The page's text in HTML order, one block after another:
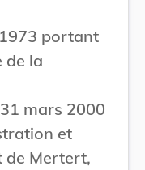
portant
de la
mars 2000
et
Mertert,